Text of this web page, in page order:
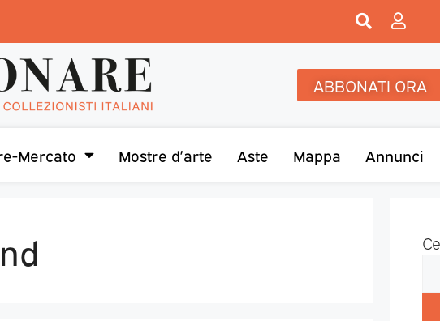
ABBONATI ORA
Mercato Mostre d’arte Aste Mappa Annunci